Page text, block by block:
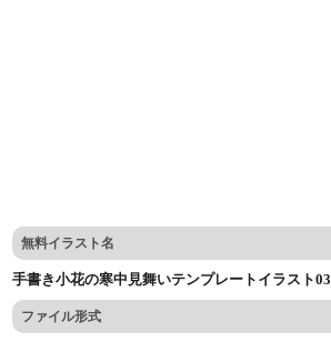
無料イラスト名
手書き小花の寒中見舞いテンプレートイラスト03
ファイル形式